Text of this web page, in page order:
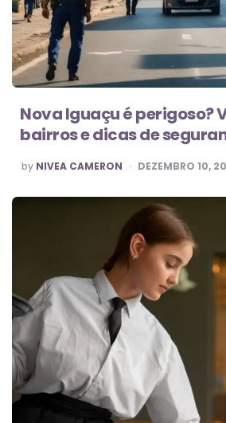
Nova Iguaçu é perigoso?
bairros e dicas de
POSTED
BY
by NIVEA CAMERON DEZEMBRO 10,